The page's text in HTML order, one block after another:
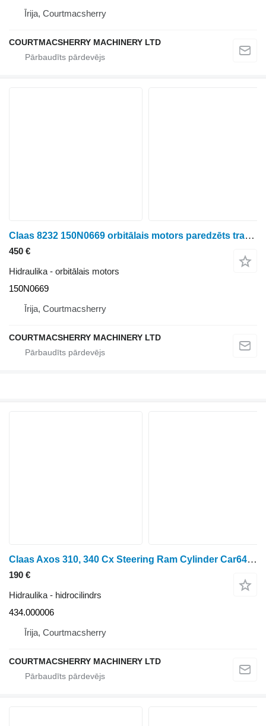
Īrija, Courtmacsherry
COURTMACSHERRY MACHINERY LTD
Claas 8232 150N0669 orbitālais motors paredzēts traktora
450 €
Hidraulika - orbitālais motors
150N0669
Īrija, Courtmacsherry
COURTMACSHERRY MACHINERY LTD
Claas Axos 310, 340 Cx Steering Ram Cylinder Car642026, 0011375450,434 434.000006 hidrocilindrs paredzēts riteņtraktora
190 €
Hidraulika - hidrocilindrs
434.000006
Īrija, Courtmacsherry
COURTMACSHERRY MACHINERY LTD